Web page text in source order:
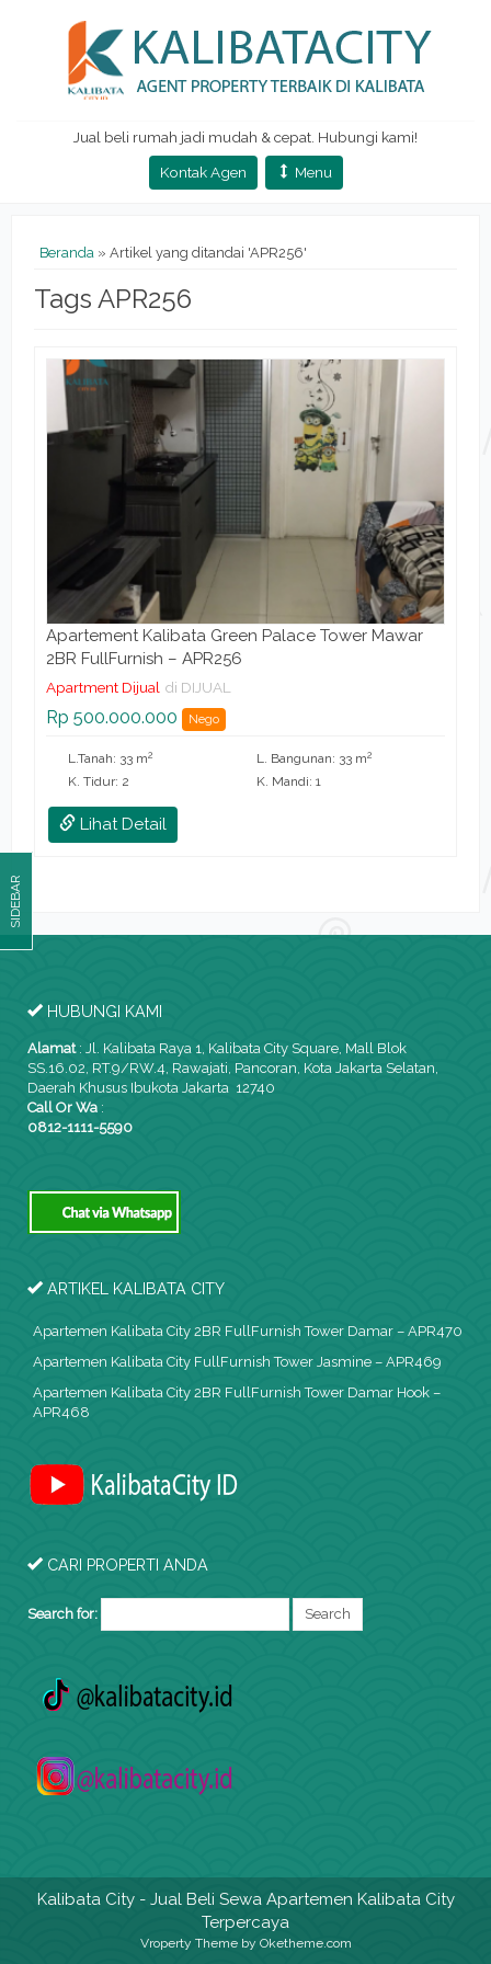
Jual beli rumah jadi mudah & cepat. Hubungi kami!
Kontak Agen
Menu
Beranda » Artikel yang ditandai 'APR256'
Tags APR256
Apartement Kalibata Green Palace Tower Mawar
2BR FullFurnish – APR256
Apartment Dijual di DIJUAL
Rp 500.000.000 Nego
L.Tanah: 33 m2 L. Bangunan: 33 m2
K. Tidur: 2 K. Mandi: 1
Lihat Detail
HUBUNGI KAMI
Alamat: Jl. Kalibata Raya 1, Kalibata City Square, Mall Blok
SS.16.02, RT.9/RW.4, Rawajati, Pancoran, Kota Jakarta Selatan,
Daerah Khusus Ibukota Jakarta 12740
Call Or Wa :
0812-1111-5590
ARTIKEL KALIBATA CITY
Apartemen Kalibata City 2BR FullFurnish Tower Damar – APR470
Apartemen Kalibata City FullFurnish Tower Jasmine – APR469
Apartemen Kalibata City 2BR FullFurnish Tower Damar Hook –
APR468
CARI PROPERTI ANDA
Search for:
Kalibata City- Jual Beli Sewa Apartemen Kalibata City
Terpercaya
Vroperty Themeby Oketheme.com
SIDEBAR